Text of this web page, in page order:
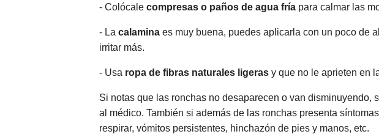
- Colócale compresas o paños de agua fría para calmar las
- La calamina es muy buena, puedes aplicarla con un poco de
irritar más.
- Usa ropa de fibras naturales ligeras y que no le aprieten en
Si notas que las ronchas no desaparecen o van
al médico. También si además de las ronchas presenta
respirar, vómitos persistentes, hinchazón de pies y manos, etc.